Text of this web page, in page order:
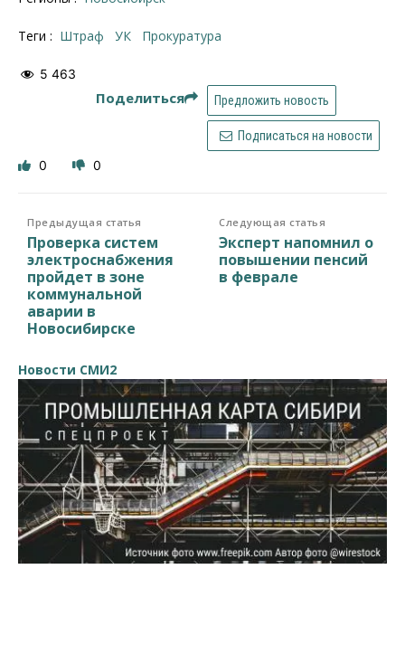
Теги : штраф УК прокуратура
5 463
Поделиться Предложить новость
Подписаться на новости
0 0
Предыдущая статья
Проверка систем
электроснабжения
пройдет в зоне
коммунальной
аварии в
Новосибирске
Следующая статья
Эксперт напомнил о
повышении пенсий
в феврале
Новости СМИ2